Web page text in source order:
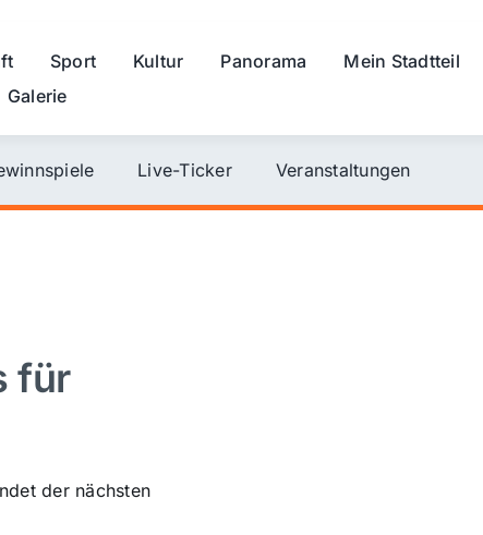
Sport Kultur Panorama
Mein Stadtteil
Galerie
Live-Ticker Veranstaltungen
für
der nächsten